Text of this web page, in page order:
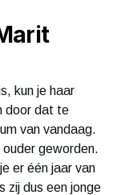
kun je haar
door dat te
van vandaag.
ouder geworden.
er één jaar van
zij dus een jonge